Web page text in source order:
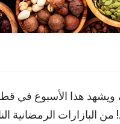
هذا الأسبوع في
البازارات الرمضانية